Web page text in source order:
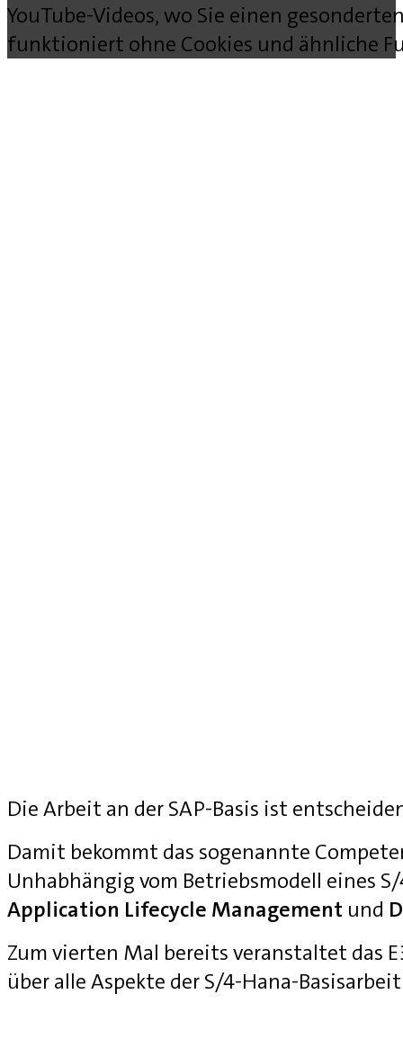
YouTube-Videos, wo Sie einen
funktioniert ohne Cookies und ähnliche
Die Arbeit an der SAP-Basis ist
Damit bekommt das sogenannte
Unhabhängig vom Betriebsmodell eines
Application Lifecycle Management und
Zum vierten Mal bereits veranstaltet das
über alle Aspekte der S/4-Hana-